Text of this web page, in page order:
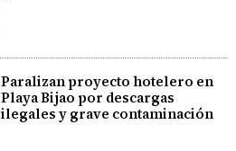
Paralizan proyecto hotelero en
Playa Bijao por descargas
ilegales y grave contaminación